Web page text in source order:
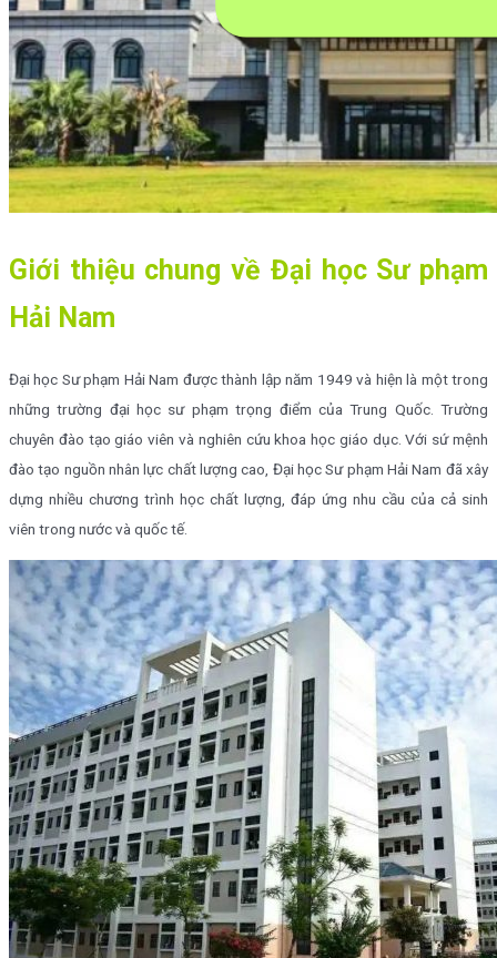
Giới thiệu chung về Đại học Sư phạm
Hải Nam
Đại học Sư phạm Hải Nam được thành lập năm 1949 và hiện là một trong
những trường đại học sư phạm trọng điểm của Trung Quốc. Trường
chuyên đào tạo giáo viên và nghiên cứu khoa học giáo dục. Với sứ mệnh
đào tạo nguồn nhân lực chất lượng cao, Đại học Sư phạm Hải Nam đã xây
dựng nhiều chương trình học chất lượng, đáp ứng nhu cầu của cả sinh
viên trong nước và quốc tế.